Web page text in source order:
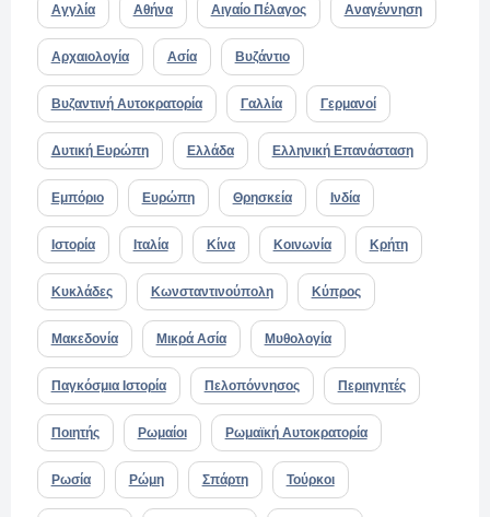
Αγγλία Αθήνα Αιγαίο Πέλαγος Αναγέννηση
Αρχαιολογία Ασία Βυζάντιο
Βυζαντινή Αυτοκρατορία Γαλλία Γερμανοί
Δυτική Ευρώπη Ελλάδα Ελληνική Επανάσταση
Εμπόριο Ευρώπη Θρησκεία Ινδία
Ιστορία Ιταλία Κίνα Κοινωνία Κρήτη
Κυκλάδες Κωνσταντινούπολη Κύπρος
Μακεδονία Μικρά Ασία Μυθολογία
Παγκόσμια Ιστορία Πελοπόννησος Περιηγητές
Ποιητής Ρωμαίοι Ρωμαϊκή Αυτοκρατορία
Ρωσία Ρώμη Σπάρτη Τούρκοι